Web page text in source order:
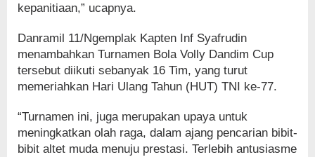
kepanitiaan,” ucapnya.
Danramil 11/Ngemplak Kapten Inf Syafrudin
menambahkan Turnamen Bola Volly Dandim Cup
tersebut diikuti sebanyak 16 Tim, yang turut
memeriahkan Hari Ulang Tahun (HUT) TNI ke-77.
“Turnamen ini, juga merupakan upaya untuk
meningkatkan olah raga, dalam ajang pencarian bibit-
bibit altet muda menuju prestasi. Terlebih antusiasme